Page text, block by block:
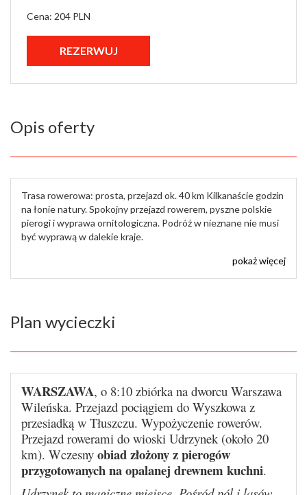
Cena: 204 PLN
Opis oferty
Trasa rowerowa: prosta, przejazd ok. 40 km Kilkanaście godzin
na łonie natury. Spokojny przejazd rowerem, pyszne polskie
pierogi i wyprawa ornitologiczna. Podróż w nieznane nie musi
być wyprawą w dalekie kraje.
pokaż więcej
Plan wycieczki
WARSZAWA, o 8:10 zbiórka na dworcu Warszawa
Wileńska. Przejazd pociągiem do Wyszkowa z
przesiadką w Tłuszczu. Wypożyczenie rowerów.
Przejazd rowerami do wioski Udrzynek (około 20
km). Wczesny obiad złożony z pierogów
przygotowanych na opalanej drewnem kuchni.